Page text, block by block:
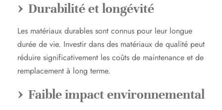
Durabilité et longévité
Les matériaux durables sont connus pour leur longue
durée de vie. Investir dans des matériaux de qualité peut
réduire significativement les coûts de maintenance et de
remplacement à long terme.
Faible impact environnemental